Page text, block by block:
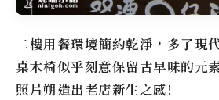
二樓用餐環境簡約乾淨，多了現
桌木椅似乎刻意保留古早味的元
照片朔造出老店新生之感!